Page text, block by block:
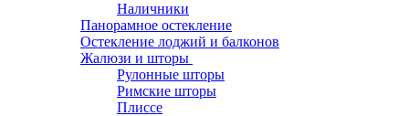
Наличники
Панорамное остекление
Остекление лоджий и балконов
Жалюзи и шторы
Рулонные шторы
Римские шторы
Плиссе